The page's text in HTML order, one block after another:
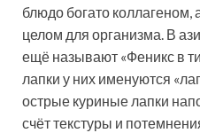
блюдо богато коллагеном,
целом для организма. В
ещё называют «Феникс в
лапки у них именуются
острые куриные лапки
счёт текстуры и